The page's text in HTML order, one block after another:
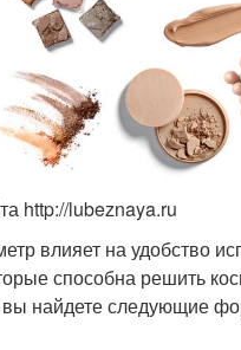
http://lubeznaya.ru
влияет на удобство
способна решить
вы найдете следующие